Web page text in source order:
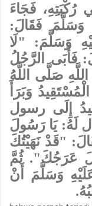
فَجَاءَ
وَسَلَّمَ فَقَالَ:
وَسَلَّمَ: "لَا
فَأَبَى الرَّجُلُ
صَلَّى اللَّهُ
وَبَرَأَ
إِلَى رسول
لَهُ: يَا رَسُولَ
"قَدْ نَهَيْتُكَ
عَرَجُكَ". ثُمَّ
وَسَلَّمَ أَنْ